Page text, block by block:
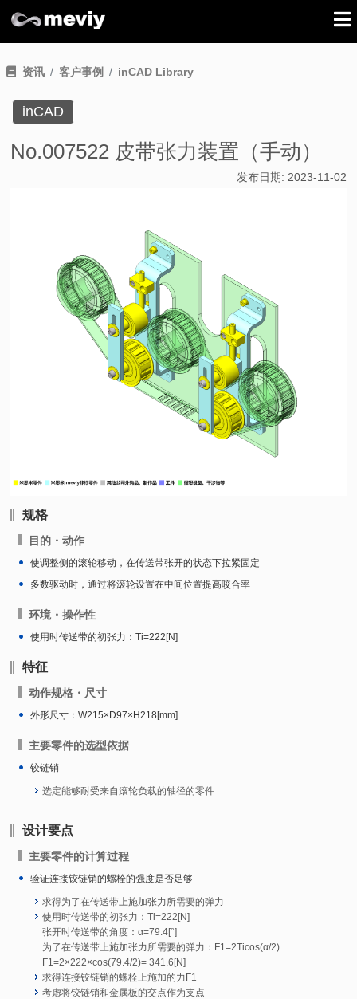
资讯 客户事例 inCAD Library
inCAD
No.007522 皮带张力装置（手动）
发布日期: 2023-11-02
规格
目的・动作
使调整侧的滚轮移动，在传送带张开的状态下拉紧固定
多数驱动时，通过将滚轮设置在中间位置提高咬合率
环境・操作性
使用时传送带的初张力：Ti=222[N]
特征
动作规格・尺寸
外形尺寸：W215×D97×H218[mm]
主要零件的选型依据
铰链销
选定能够耐受来自滚轮负载的轴径的零件
设计要点
主要零件的计算过程
验证连接铰链销的螺栓的强度是否足够
求得为了在传送带上施加张力所需要的弹力
使用时传送带的初张力：Ti=222[N]
张开时传送带的角度：α=79.4[°]
为了在传送带上施加张力所需要的弹力：F1=2Ticos(α/2)
F1=2×222×cos(79.4/2)= 341.6[N]
求得连接铰链销的螺栓上施加的力F1
考虑将铰链销和金属板的交点作为支点